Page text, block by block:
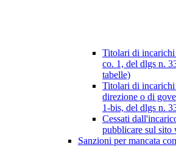
Titolari di
co. 1, del dlgs n.
tabelle)
Titolari di
direzione o di
1-bis, del dlgs n.
Cessati
pubblicare sul sito
Sanzioni per mancata